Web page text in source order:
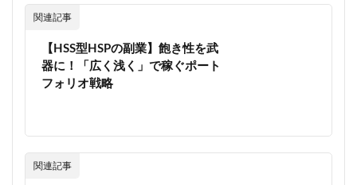
関連記事
【HSS型HSPの副業】飽き性を武
器に！「広く浅く」で稼ぐポート
フォリオ戦略
関連記事